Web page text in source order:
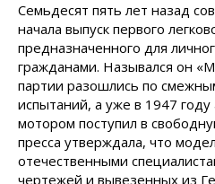
Семьдесят пять лет назад
начала выпуск первого
предназначенного для
гражданами. Назывался он
партии разошлись по
испытаний, а уже в 1947
мотором поступил в
пресса утверждала, что
отечественными
чертежей и вывезенных из